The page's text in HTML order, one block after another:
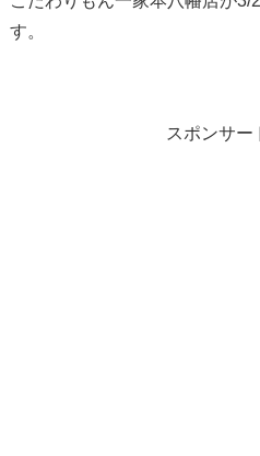
す。
スポンサー